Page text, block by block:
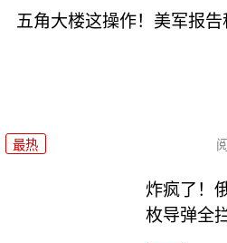
五角大楼这操作！美军报告
最热
炸疯了！
枚导弹全